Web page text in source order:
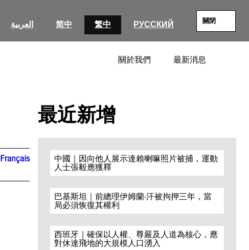
العربية 简中 繁中 РУССКИЙ 關閉
關於我們 最新消息
Français
最近新增
中國｜因向他人展示達賴喇嘛照片被捕，運動
人士張毅應獲釋
巴基斯坦｜前總理伊姆蘭·汗被拘押三年，當
局必須恢復其權利
西班牙｜確保以人權、尊嚴及人道為核心，應
對休達飛地的大規模人口湧入